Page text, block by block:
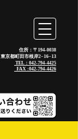
住所：〒194-0038
東京都町田市根岸2−16−13
TEL：042-794-4425
_FAX :042-794-4426